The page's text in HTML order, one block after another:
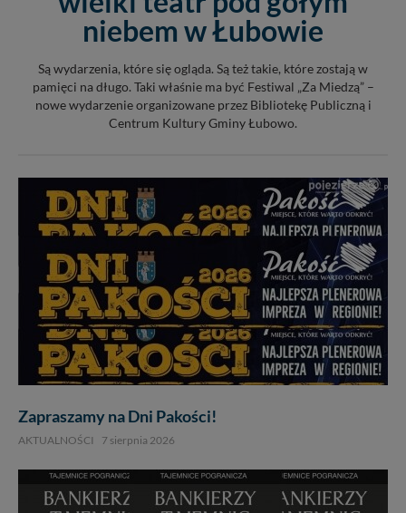
niebem w Łubowie
Są wydarzenia, które się ogląda. Są też takie, które zostają w
pamięci na długo. Taki właśnie ma być Festiwal „Za Miedzą” –
nowe wydarzenie organizowane przez Bibliotekę Publiczną i
Centrum Kultury Gminy Łubowo.
Zapraszamy na Dni Pakości!
AKTUALNOŚCI 7 sierpnia 2026